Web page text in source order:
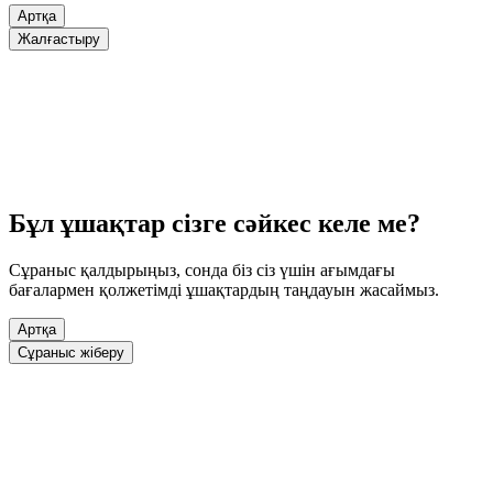
Артқа
Жалғастыру
Бұл ұшақтар сізге сәйкес келе ме?
Сұраныс қалдырыңыз, сонда біз сіз үшін ағымдағы
бағалармен қолжетімді ұшақтардың таңдауын жасаймыз.
Артқа
Сұраныс жіберу